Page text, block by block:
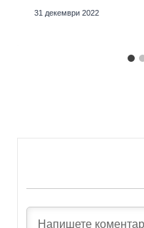
31 декември 2022